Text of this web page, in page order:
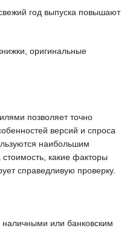
год выпуска повышают
оригинальные
позволяет точно
версий и спроса
наибольшим
какие факторы
справедливую проверку.
или банковским